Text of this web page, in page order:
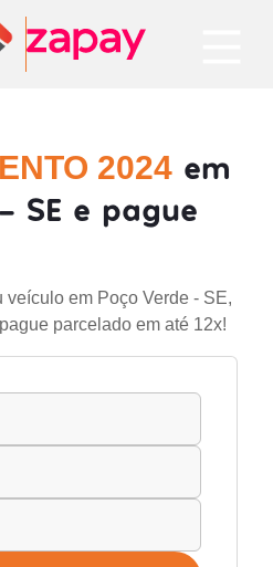
2024 em
SE e pague
veículo em Poço Verde - SE,
parcelado em até 12x!